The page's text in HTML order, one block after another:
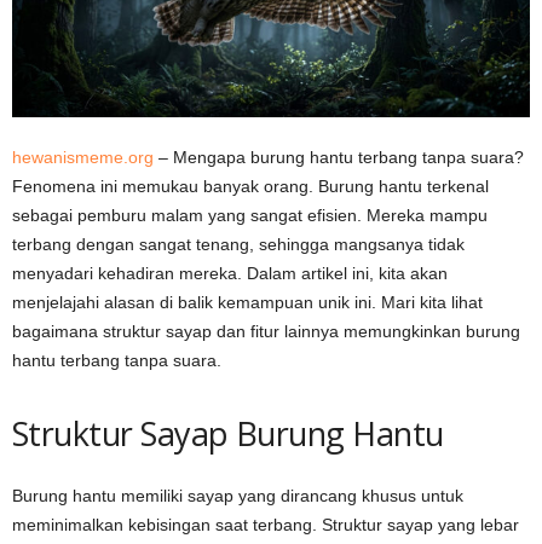
hewanismeme.org – Mengapa burung hantu terbang tanpa suara?
Fenomena ini memukau banyak orang. Burung hantu terkenal
sebagai pemburu malam yang sangat efisien. Mereka mampu
terbang dengan sangat tenang, sehingga mangsanya tidak
menyadari kehadiran mereka. Dalam artikel ini, kita akan
menjelajahi alasan di balik kemampuan unik ini. Mari kita lihat
bagaimana struktur sayap dan fitur lainnya memungkinkan burung
hantu terbang tanpa suara.
Struktur Sayap Burung Hantu
Burung hantu memiliki sayap yang dirancang khusus untuk
meminimalkan kebisingan saat terbang. Struktur sayap yang lebar